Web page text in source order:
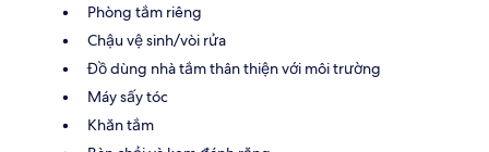
Phòng tắm riêng
Chậu vệ sinh/vòi rửa
Đồ dùng nhà tắm thân thiện với môi trường
Máy sấy tóc
Khăn tắm